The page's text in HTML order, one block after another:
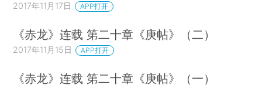
2017年11月17日 APP打开
《赤龙》连载 第二十章《庚帖》（二）
2017年11月15日 APP打开
《赤龙》连载 第二十章《庚帖》（一）